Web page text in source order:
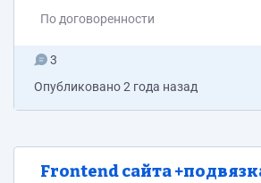
По договоренности
3
Опубликовано2 года назад
Frontend сайта